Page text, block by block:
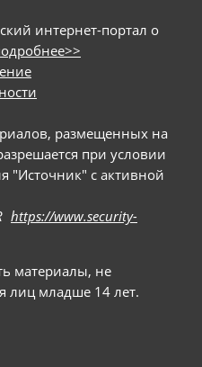
интернет-портал о
размещенных на
при условии
"Источник" с активной
https://www.security-
материалы, не
лиц младше 14 лет.